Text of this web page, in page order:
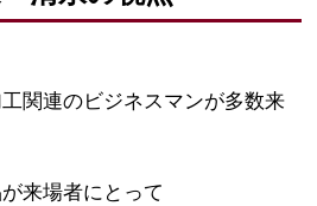
関連のビジネスマンが多数来
来場者にとって